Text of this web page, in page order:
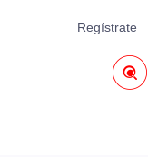
Regístrate
